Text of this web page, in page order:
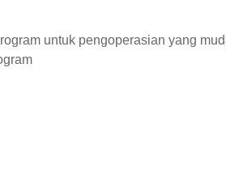
untuk pengoperasian yang